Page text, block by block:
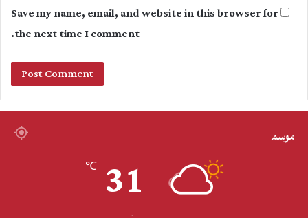
Save my name, email, and website in this browser for
the next time I comment.
موسم
31
℃